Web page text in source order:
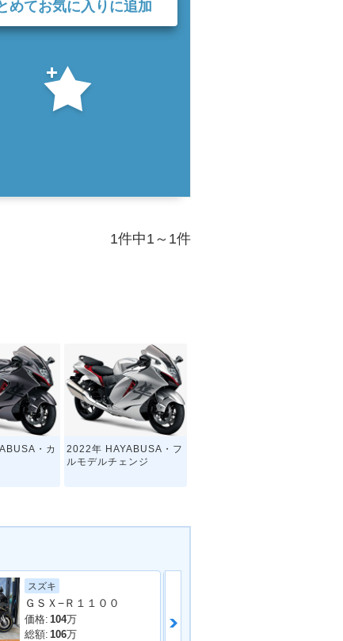
めてお気に入りに追加
1件中1～1件
・カ
2022年 HAYABUSA・フ
ルモデルチェンジ
2016年 隼（HAYABUS
A）・カラーチェンジ
スズキ
ＧＳＸ−Ｒ１１００
価格: 104万
総額: 106万